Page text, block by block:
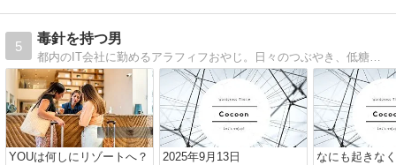
5
毒針を持つ男
都内のIT会社に勤めるアラフィフおやじ。日々のつぶやき、低糖質ダイエットの経過報告、本や映画の感想、パワースポットレポートなどを発信している個人ブログです。
YOUは何しにリゾートへ？ 2025年9月13日 なにも起きな